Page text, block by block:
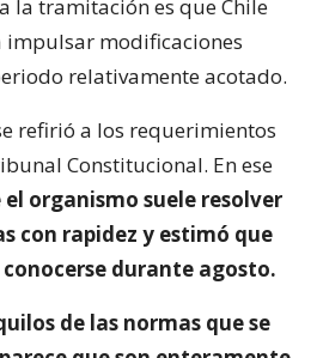
la tramitación es que Chile
modificaciones
relativamente acotado.
refirió a los requerimientos
Constitucional. En ese
el organismo suele resolver
con rapidez y estimó que
durante agosto.
de las normas que se